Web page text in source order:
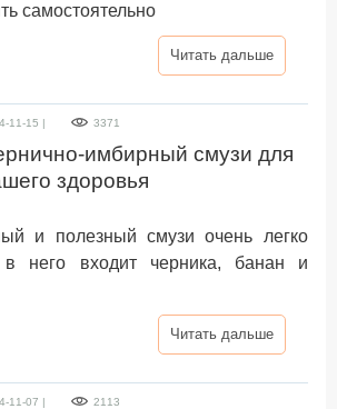
самостоятельно
Читать дальше
11-15 | 3371
имбирный смузи для
здоровья
и полезный смузи очень легко
в него входит черника, банан и
Читать дальше
11-07 | 2113